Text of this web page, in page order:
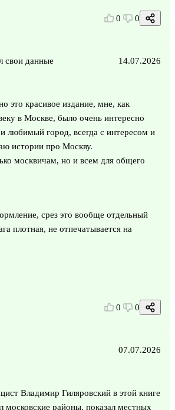
0 0
свои данные 14.07.2026
это красивое издание, мне, как
в Москве, было очень интересно
любимый город, всегда с интересом и
истории про Москву.
москвичам, но и всем для общего
срез это вообще отдельный
плотная, не отпечатывается на
0 0
07.07.2026
Владимир Гиляровский в этой книге
московские районы, показал местных